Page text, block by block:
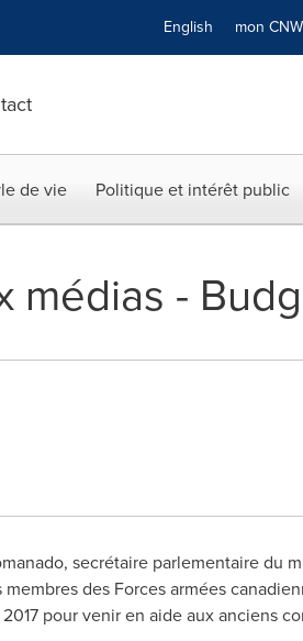
English mon CNW
de vie Politique et intérêt public
médias -
secrétaire parlementaire du
des Forces armées
pour venir en aide aux anciens